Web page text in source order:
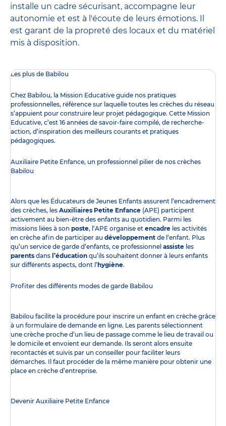
installe un cadre sécurisant, accompagne leur
autonomie et est à l'écoute de leurs émotions. Il
est garant de la propreté des locaux et du matériel
mis à disposition.
Les plus de Babilou
Chez Babilou, la Mission Educative guide nos pratiques
professionnelles, référence sur laquelle toutes les crèches du réseau
s’appuient pour construire leur projet pédagogique. Cette Mission
Educative, c’est 16 années de savoir-faire compilé, de recherche-
action, d’inspiration des meilleurs courants et pratiques
pédagogiques.
Auxiliaire Petite Enfance, un professionnel pilier de nos crèches
Babilou
Alors que les Éducateurs de Jeunes Enfants assurent l’encadrement
des crèches, les Auxiliaires Petite Enfance (APE) participent
activement au bien-être des enfants au quotidien. Parmi les
missions liées à son poste, l’APE organise et encadre les activités
en crèche afin de participer au développement de l‘enfant. Plus
qu’un service de garde d’enfants, ce professionnel assiste les
parents dans l’éducation qu’ils souhaitent donner à leurs enfants
sur différents aspects, dont l’ hygiène.
Profiter des différents modes de garde Babilou
Babilou facilite la procédure pour inscrire un enfant en crèche grâce
à un formulaire de demande en ligne. Les parents sélectionnent
une crèche proche d’un lieu de passage comme le lieu de travail ou
le domicile et envoient eur demande. Ils seront alors ensuite
recontactés et suivis par un conseiller pour faciliter leurs
démarches. Il faut procéder de la même manière pour obtenir une
place en crèche d’entreprise.
Devenir Auxiliaire Petite Enfance